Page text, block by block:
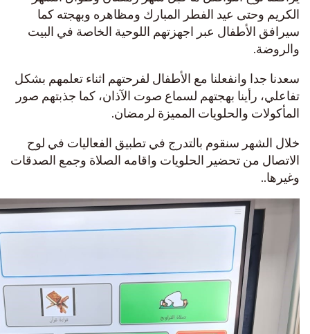
الكريم وحتى عيد الفطر المبارك ومظاهره وبهجته كما
سيرافق الأطفال عبر اجهزتهم اللوحية الخاصة في البيت
والروضة.
سعدنا جدا وانفعلنا مع الأطفال لفرحتهم اثناء تعلمهم بشكل
تفاعلي، رأينا بهجتهم لسماع صوت الآذان، كما جذبتهم صور
المأكولات والحلويات المميزة لرمضان.
خلال الشهر سنقوم بالتدرج في تطبيق الفعاليات في لوح
الاتصال من تحضير الحلويات واقامه الصلاة وجمع الصدقات
وغيرها..